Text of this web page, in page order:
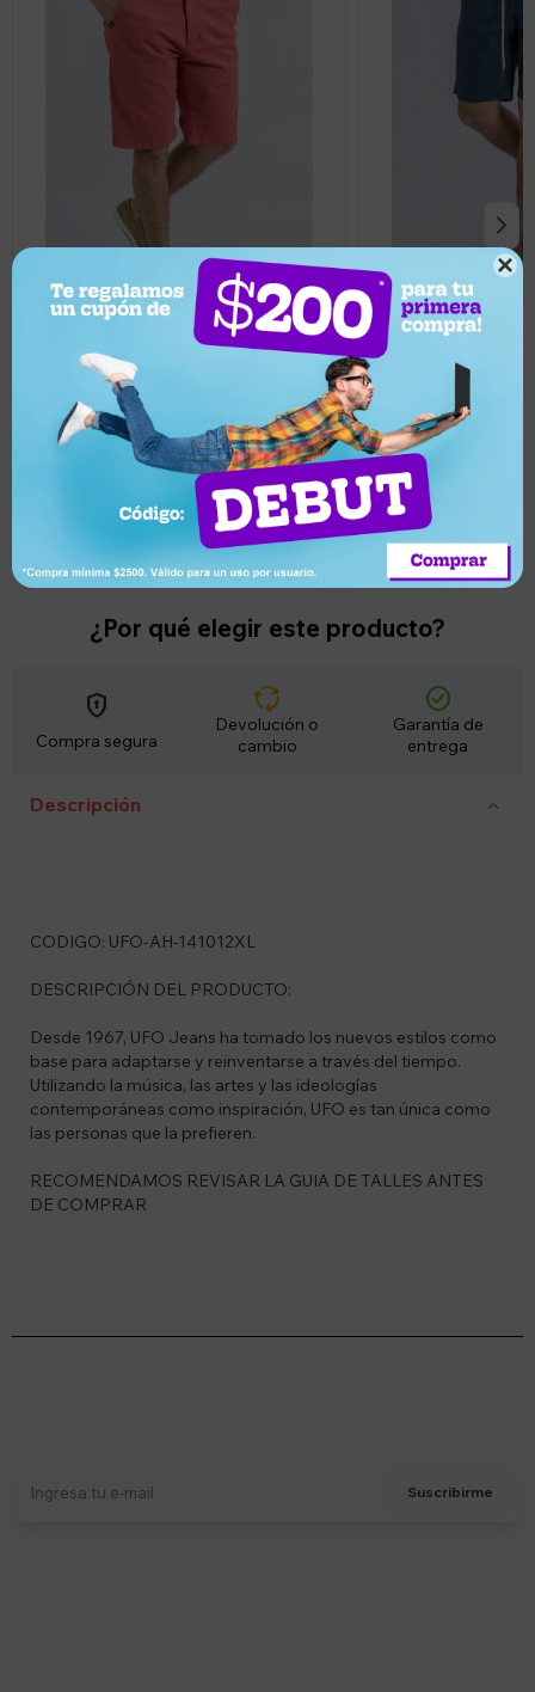

UYU1.381
UYU3.453 60
UYU
Short bermuda UFO Bret rojo - Rojo
Llega en 2 horas
UYU1.168
UYU 2.920
UYU
Short bermuda en
Azul
Llega en 2 horas
¿Por qué elegir este producto?
encrypted
Compra segura
cycle
Devolución o
cambio
check_circle
Garantía de
entrega
Descripción
CODIGO: UFO-AH-141012XL
DESCRIPCIÓN DEL PRODUCTO:
Desde 1967, UFO Jeans ha tomado los nuevos estilos como
base para adaptarse y reinventarse a través del tiempo.
Utilizando la música, las artes y las ideologías
contemporáneas como inspiración, UFO es tan única como
las personas que la prefieren.
RECOMENDAMOS REVISAR LA GUIA DE TALLES ANTES
DE COMPRAR
Suscribirme